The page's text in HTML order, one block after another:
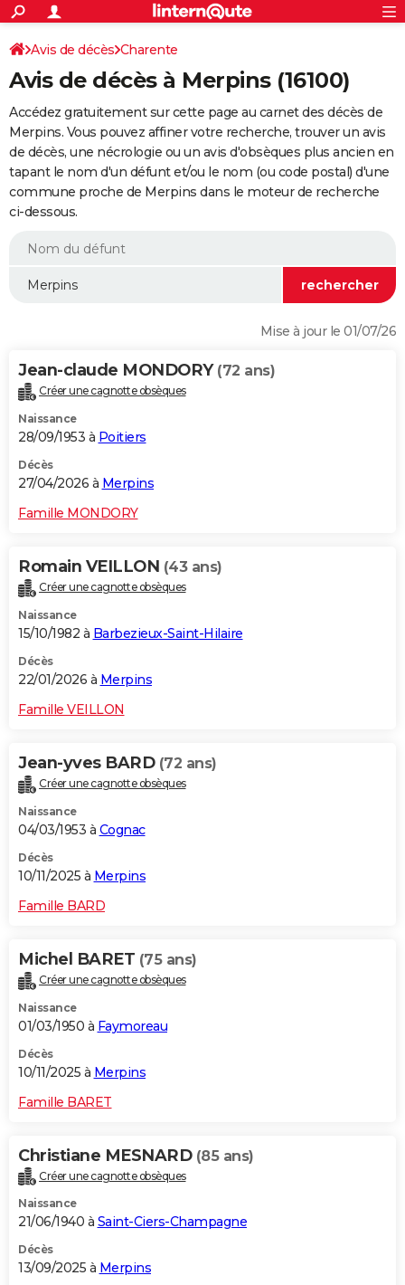
ACTUALITÉS
Politique
Société
Faits Divers
Education
Monde
Villes
+
SPORT
Coupe du monde 2026
Football
Tennis
Cyclisme
Rugby
Forum
Programme TV
TNTStreaming
Cinéma
Sorties cinéma
Musique
+
FINANCE
Retraite
Epargne
Immobilier
Risques naturels par ville
Assurance
AUTO
Essais
Réserver un essai
Citadines
Berlines
SUV
Forum auto
+HIGH-TECH
BRICOLAGE
WEEK-END
Alimentation
Guide de la santé
Maladies
Médicaments
Sommeil
VOYAGE
Destinations
City break
Voyage nature
Voyage de noces
Forum
Climat
+PHOTO
GUIDES D'ACHAT
Carte de Noël
Carte Bonne année
Carte Saint-Valentin
Carte Pâques
Carte d'anniversaire
DICTIONNAIRE
Dictionnaire
Biographies
Citations
Expressions
Proverbes
PROGRAMME TV
S'inscrire
Se connecter
Lycées
Collèges
Primaires
Universités
Entreprises
Service militaire
Avis de recherche
AVIS DE DÉCÈS
FORUM
Connexion
Avis de décès Charente
Avis de décès à Merpins (16100)
Accédez gratuitement sur cette page au carnet des décès de
Merpins. Vous pouvez affiner votre recherche, trouver un avis
de décès, une nécrologie ou un avis d'obsèques plus ancien en
tapant le nom d'un défunt et/ou le nom (ou code postal) d'une
commune proche de Merpins dans le moteur de recherche
ci-dessous.
Mise à jour le 01/07/26
Jean-claude MONDORY (72 ans)
Créer une cagnotte obsèques
Naissance
28/09/1953 à Poitiers
Décès
27/04/2026 à Merpins
Famille MONDORY
Romain VEILLON (43 ans)
Créer une cagnotte obsèques
Naissance
15/10/1982 à Barbezieux-Saint-Hilaire
Décès
22/01/2026 à Merpins
Famille VEILLON
Jean-yves BARD (72 ans)
Créer une cagnotte obsèques
Naissance
04/03/1953 à Cognac
Décès
10/11/2025 à Merpins
Famille BARD
Michel BARET (75 ans)
Créer une cagnotte obsèques
Naissance
01/03/1950 à Faymoreau
Décès
10/11/2025 à Merpins
Famille BARET
Christiane MESNARD (85 ans)
Créer une cagnotte obsèques
Naissance
21/06/1940 à Saint-Ciers-Champagne
Décès
13/09/2025 à Merpins